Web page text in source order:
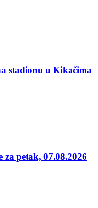
stadionu u Kikačima
za petak, 07.08.2026